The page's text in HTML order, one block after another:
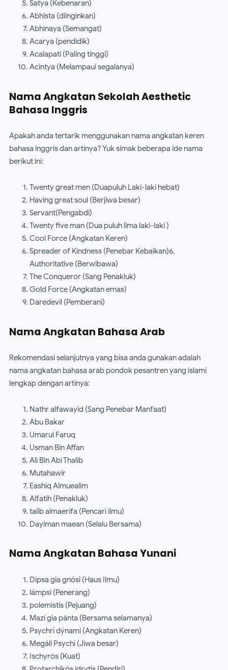
Satya (Kebenaran)
Abhista (diinginkan)
Abhinaya (Semangat)
Acarya (pendidik)
Acalapati (Paling tinggi)
Acintya (Melampaui segalanya)
Nama Angkatan Sekolah Aesthetic
Bahasa Inggris
Apakah anda tertarik menggunakan nama angkatan keren
bahasa inggris dan artinya? Yuk simak beberapa ide nama
berikut ini:
Twenty great men (Duapuluh Laki-laki hebat)
Having great soul (Berjiwa besar)
Servant(Pengabdi)
Twenty five man (Dua puluh lima laki-laki )
Cool Force (Angkatan Keren)
Spreader of Kindness (Penebar Kebaikan)6.
Authoritative (Berwibawa)
The Conqueror (Sang Penakluk)
Gold Force (Angkatan emas)
Daredevil (Pemberani)
Nama Angkatan Bahasa Arab
Rekomendasi selanjutnya yang bisa anda gunakan adalah
nama angkatan bahasa arab pondok pesantren yang islami
lengkap dengan artinya:
Nathr alfawayid (Sang Penebar Manfaat)
Abu Bakar
Umarul Faruq
Usman Bin Affan
Ali Bin Abi Thalib
Mutahawir
Eashiq Almuealim
Alfatih (Penakluk)
talib almaerifa (Pencari ilmu)
Dayiman maean (Selalu Bersama)
Nama Angkatan Bahasa Yunani
Dípsa gia gnósi (Haus Ilmu)
lámpsi (Penerang)
polemistís (Pejuang)
Mazí gia pánta (Bersama selamanya)
Psychrí dýnami (Angkatan Keren)
Megáli Psychí (Jiwa besar)
Ischyrós (Kuat)